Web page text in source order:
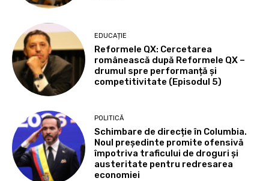
EDUCAȚIE
Reformele QX: Cercetarea
românească după Reformele QX –
drumul spre performanță și
competitivitate (Episodul 5)
POLITICĂ
Schimbare de direcție în Columbia.
Noul președinte promite ofensivă
împotriva traficului de droguri și
austeritate pentru redresarea
economiei